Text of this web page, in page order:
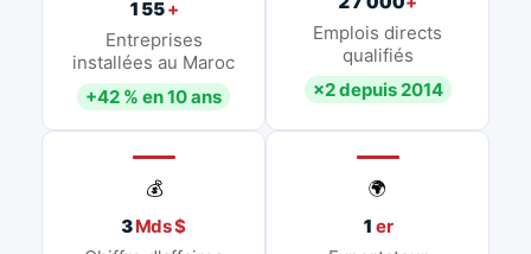
155+
Entreprises
installées au Maroc
+42 % en 10 ans
Emplois directs
qualifiés
×2 depuis 2014
💰
3Mds $
🌍
1 er